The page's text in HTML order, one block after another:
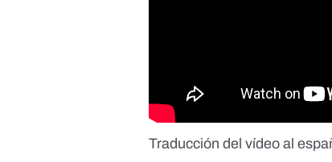
Traducción del vídeo al